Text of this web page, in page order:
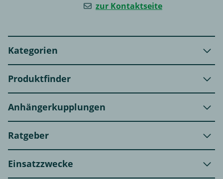
zur Kontaktseite
Kategorien
Produktfinder
Anhängerkupplungen
Ratgeber
Einsatzzwecke